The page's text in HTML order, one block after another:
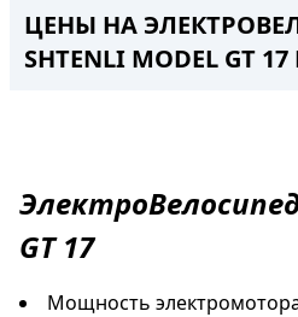
ЦЕНЫ НА
SHTENLI MODEL GT 17
GT 17
Мощность